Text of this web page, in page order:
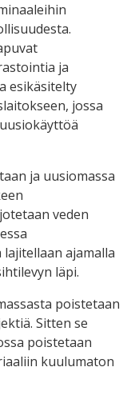
ja
esikäsitelty
jossa
ja uusiomassa
veden
ajamalla
läpi.
poistetaan
Sitten se
poistetaan
kuulumaton